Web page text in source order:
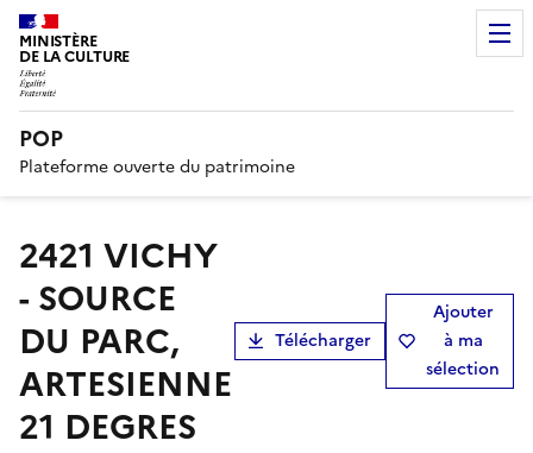
MINISTÈRE
DE LA CULTURE
POP
Plateforme ouverte du patrimoine
2421 VICHY
- SOURCE
DU PARC,
ARTESIENNE
21 DEGRES
Télécharger
Ajouter
à ma
sélection